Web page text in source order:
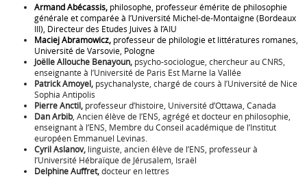
Armand Abécassis, philosophe, professeur émérite de philosophie
générale et comparée à l’Université Michel-de-Montaigne (Bordeaux
III), Directeur des Etudes Juives à l’AIU
Maciej Abramowicz, professeur de philologie et littératures romanes,
Université de Varsovie, Pologne
Joëlle Allouche Benayoun, psycho-sociologue, chercheur au CNRS,
enseignante à l’Université de Paris Est Marne la Vallée
Patrick Amoyel, psychanalyste, chargé de cours à l’Université de Nice
Sophia Antipolis
Pierre Anctil, professeur d’histoire, Université d’Ottawa, Canada
Dan Arbib, Ancien élève de l’ENS, agrégé et docteur en philosophie,
enseignant à l’ENS, Membre du Conseil académique de l’Institut
européen Emmanuel Levinas.
Cyril Aslanov, linguiste, ancien élève de l’ENS, professeur à
l’Université Hébraïque de Jérusalem, Israël
Delphine Auffret,docteur en lettres